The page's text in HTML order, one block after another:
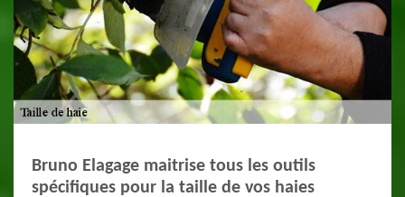
Bruno Elagage maitrise tous les outils
spécifiques pour la taille de vos haies